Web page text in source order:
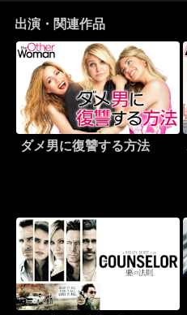
出演・関連作品
ダメ男に復讐する方法